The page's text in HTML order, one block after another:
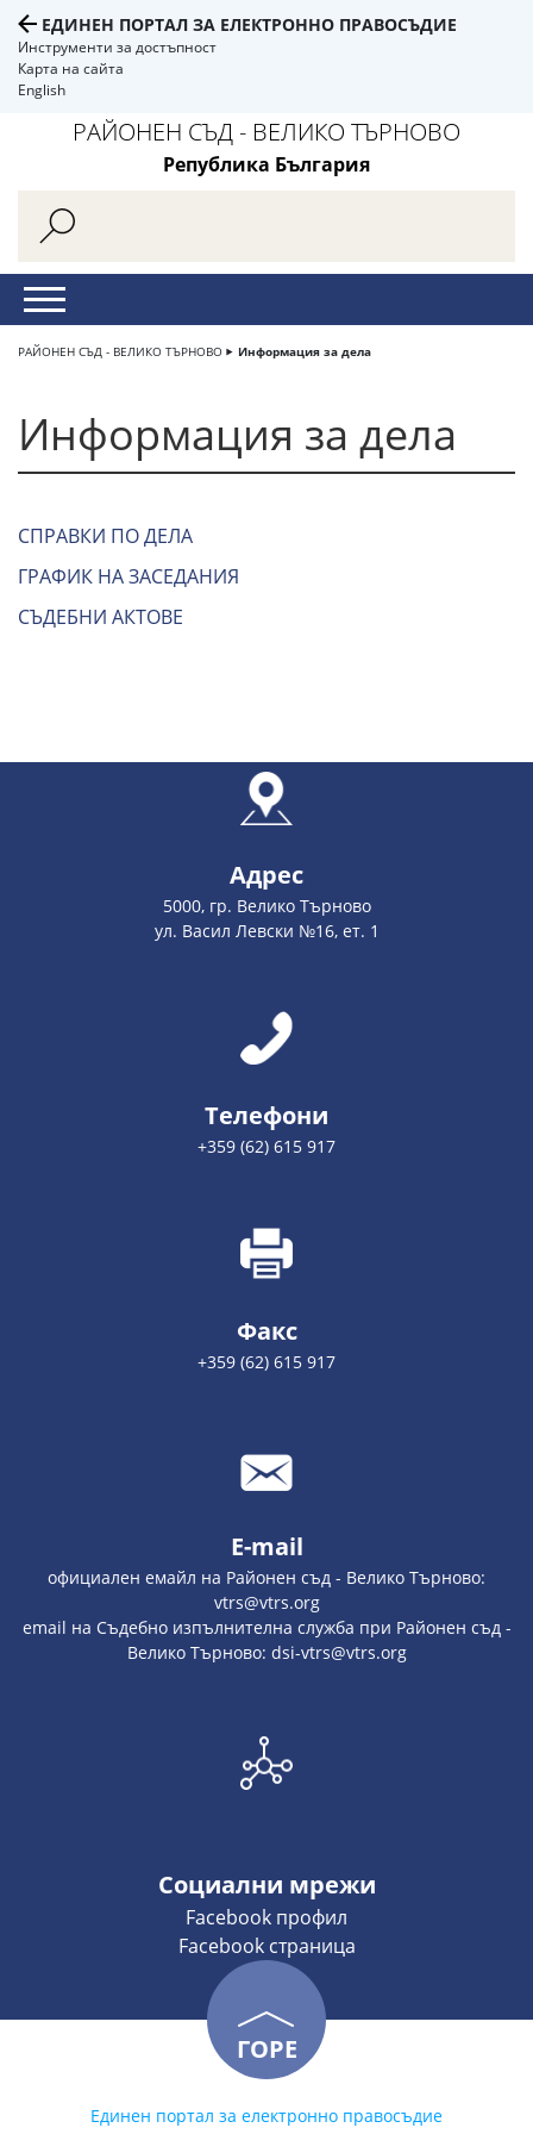
ЕДИНЕН ПОРТАЛ ЗА ЕЛЕКТРОННО ПРАВОСЪДИЕ
Инструменти за достъпност
Карта на сайта
English
РАЙОНЕН СЪД - ВЕЛИКО ТЪРНОВО
Република България
РАЙОНЕН СЪД - ВЕЛИКО ТЪРНОВО Информация за дела
Информация за дела
СПРАВКИ ПО ДЕЛА
ГРАФИК НА ЗАСЕДАНИЯ
СЪДЕБНИ АКТОВЕ
Адрес
5000, гр. Велико Търново
ул. Васил Левски №16, ет. 1
Телефони
+359 (62) 615 917
Факс
+359 (62) 615 917
E-mail
официален емайл на Районен съд - Велико Търново:
vtrs@vtrs.org
email на Съдебно изпълнителна служба при Районен съд -
Велико Търново: dsi-vtrs@vtrs.org
Социални мрежи
Facebook профил
Facebook страница
ГОРЕ
Единен портал за електронно правосъдие